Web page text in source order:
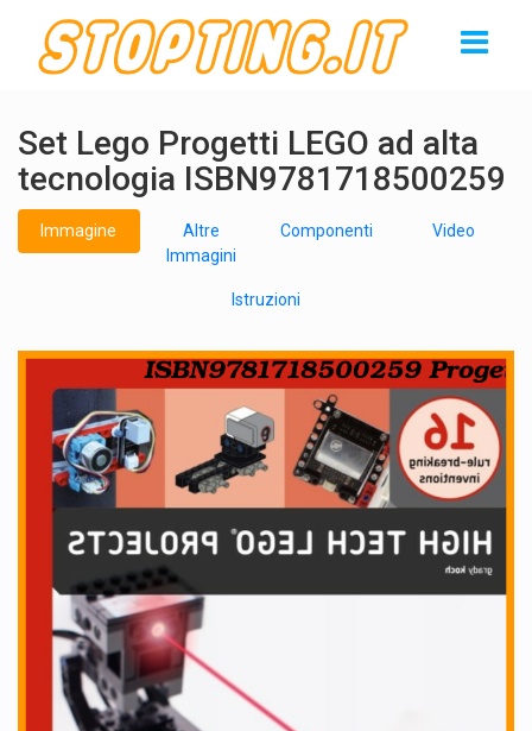
Set Lego Progetti LEGO ad alta
tecnologia ISBN9781718500259
Immagine
Altre
Immagini
Componenti Video
Istruzioni